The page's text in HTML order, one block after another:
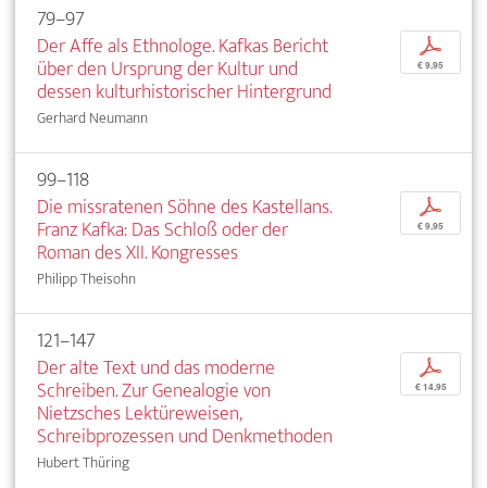
79–97
Der Affe als Ethnologe. Kafkas Bericht
über den Ursprung der Kultur und
dessen kulturhistorischer Hintergrund
Gerhard Neumann
p
€ 9,95
99–118
Die missratenen Söhne des Kastellans.
Franz Kafka: Das Schloß oder der
Roman des XII. Kongresses
Philipp Theisohn
p
€ 9,95
121–147
Der alte Text und das moderne
Schreiben. Zur Genealogie von
Nietzsches Lektüreweisen,
Schreibprozessen und Denkmethoden
Hubert Thüring
p
€ 14,95